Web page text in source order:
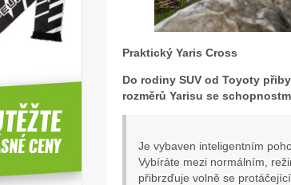
Praktický Yaris Cross
Do rodiny SUV od Toyoty
rozměrů Yarisu se
Je vybaven inteligentním
Vybíráte mezi normálním,
přibrzďuje volně se